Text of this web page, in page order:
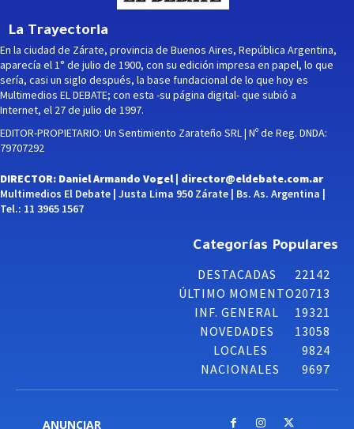
La Trayectoria
En la ciudad de Zárate, provincia de Buenos Aires, República Argentina,
aparecía el 1° de julio de 1900, con su edición impresa en papel, lo que
sería, casi un siglo después, la base fundacional de lo que hoy es
Multimedios EL DEBATE; con esta -su página digital- que subió a
Internet, el 27 de julio de 1997.
EDITOR-PROPIETARIO: Un Sentimiento Zarateño SRL | Nº de Reg. DNDA:
79707292
DIRECTOR: Daniel Armando Vogel | director@eldebate.com.ar
Multimedios El Debate | Justa Lima 950 Zárate | Bs. As. Argentina |
Tel.: 11 3965 1567
Categorías Populares
DESTACADAS
22142
ÚLTIMO MOMENTO20713
INF. GENERAL
19321
NOVEDADES
13058
LOCALES
9824
NACIONALES
9697
ANUNCIAR